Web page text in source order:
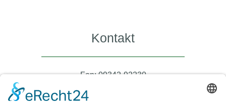
Kontakt
Fon: 09342-92230
Fax: 09342-922340
steuer@kanzlei-ruehrschneck.de